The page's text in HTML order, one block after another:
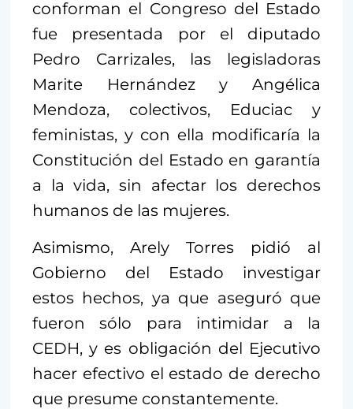
conforman el Congreso del Estado
fue presentada por el diputado
Pedro Carrizales, las legisladoras
Marite Hernández y Angélica
Mendoza, colectivos, Educiac y
feministas, y con ella modificaría la
Constitución del Estado en garantía
a la vida, sin afectar los derechos
humanos de las mujeres.
Asimismo, Arely Torres pidió al
Gobierno del Estado investigar
estos hechos, ya que aseguró que
fueron sólo para intimidar a la
CEDH, y es obligación del Ejecutivo
hacer efectivo el estado de derecho
que presume constantemente.